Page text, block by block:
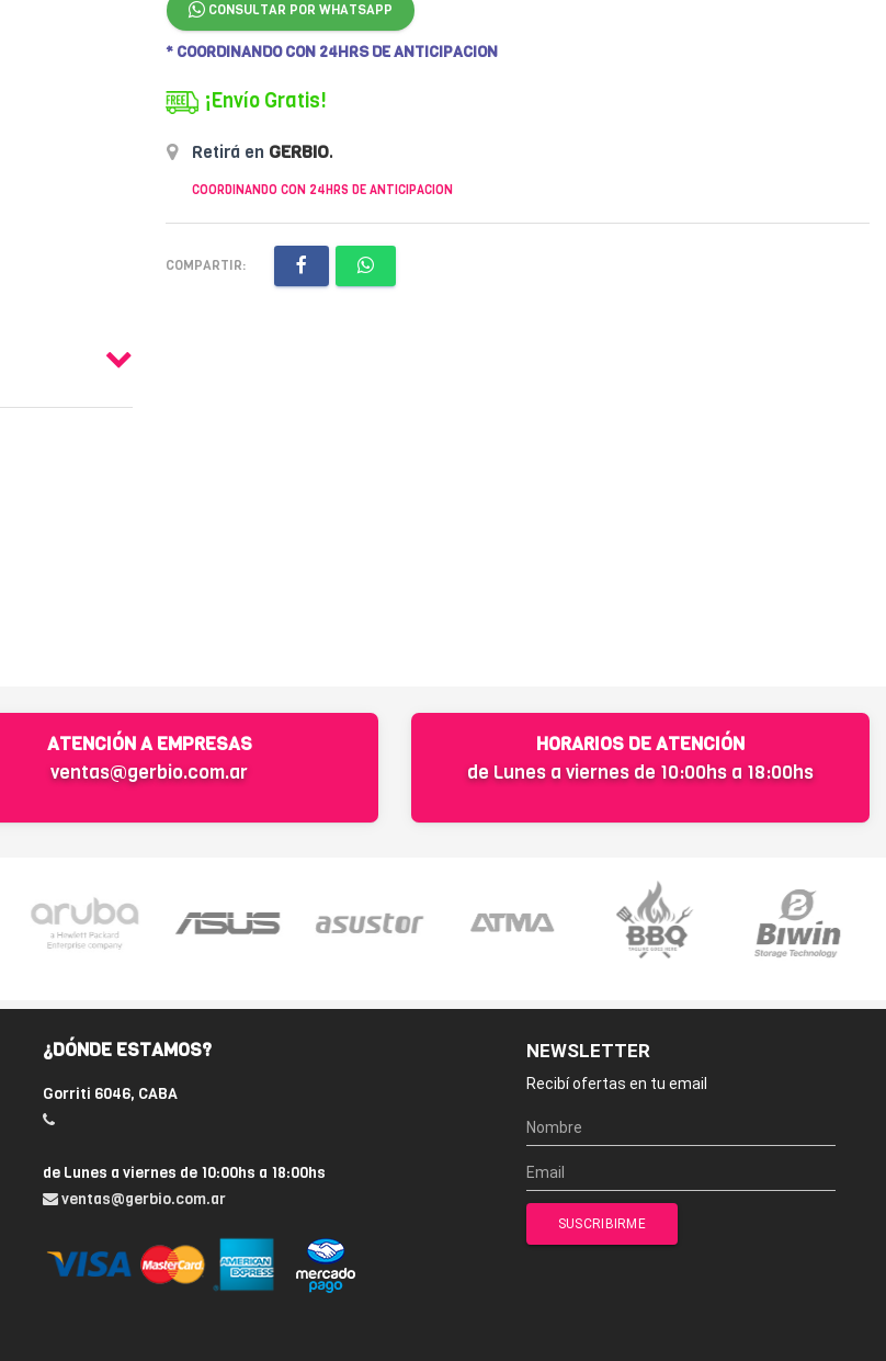
CONSULTAR POR WHATSAPP
* COORDINANDO CON 24HRS DE ANTICIPACION
¡Envío Gratis!
Retirá en GERBIO.
COORDINANDO CON 24HRS DE ANTICIPACION
COMPARTIR:
ATENCIÓN A EMPRESAS
ventas@gerbio.com.ar
HORARIOS DE ATENCIÓN
de Lunes a viernes de 10:00hs a 18:00hs
¿DÓNDE ESTAMOS?
Gorriti 6046, CABA
de Lunes a viernes de 10:00hs a 18:00hs
ventas@gerbio.com.ar
NEWSLETTER
Recibí ofertas en tu email